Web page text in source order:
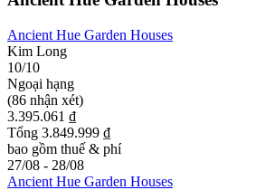
Ancient Hue Garden Houses
Kim Long
10/10
Ngoại hạng
(86 nhận xét)
3.395.061 ₫
Tổng 3.849.999 ₫
bao gồm thuế & phí
27/08 - 28/08
Ancient Hue Garden Houses